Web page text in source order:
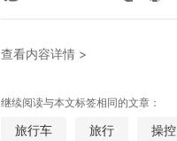
查看内容详情 >
继续阅读与本文标签相同的文章：
旅行车 旅行 操控